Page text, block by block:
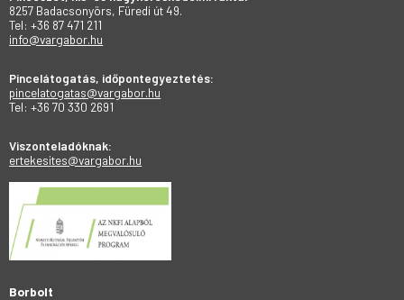
8257 Badacsonyörs, Füredi út 49.
Tel: +36 87 471 211
info@vargabor.hu
Pincelátogatás, időpontegyeztetés:
pincelatogatas@vargabor.hu
Tel: +36 70 330 2691
Viszonteladóknak:
ertekesites@vargabor.hu
Borbolt